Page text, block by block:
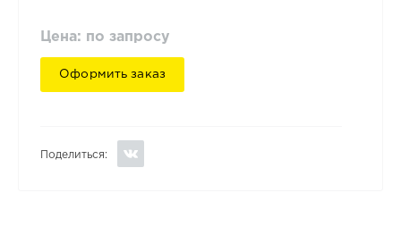
Цена: по запросу
Оформить заказ
Поделиться: